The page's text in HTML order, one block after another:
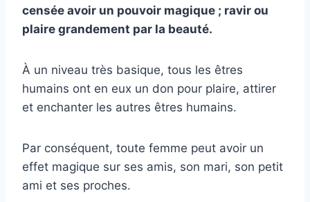
censée avoir un pouvoir magique ; ravir ou
plaire grandement par la beauté.
À un niveau très basique, tous les êtres
humains ont en eux un don pour plaire, attirer
et enchanter les autres êtres humains.
Par conséquent, toute femme peut avoir un
effet magique sur ses amis, son mari, son petit
ami et ses proches.